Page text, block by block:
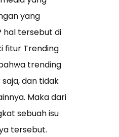
yang
hal tersebut di
fitur Trending
trending
dan tidak
Maka dari
sebuah isu
tersebut.